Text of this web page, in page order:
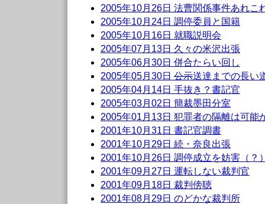
2005年10月26日 法曹関係事件あれこ
2005年10月24日 調停委員と国籍
2005年10月16日 就職説明会
2005年07月13日 久々の米沢出張
2005年06月30日 併合たらい回し
2005年05月30日 公示送達までの長い
2005年04月14日 手抜き？書記官
2005年03月02日 簡裁墨田分室
2005年01月13日 犯罪者の隔離は可能
2001年10月31日 書記官調書
2001年10月29日 続・奈良出張
2001年10月26日 調停成立を妨害（？
2001年09月27日 運転しない裁判官
2001年09月18日 裁判傍聴
2001年08月29日 のどかな裁判所